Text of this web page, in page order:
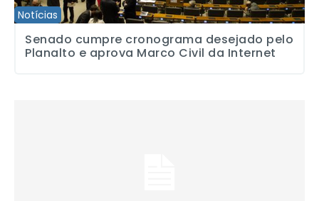
Notícias
Senado cumpre cronograma desejado pelo
Planalto e aprova Marco Civil da Internet